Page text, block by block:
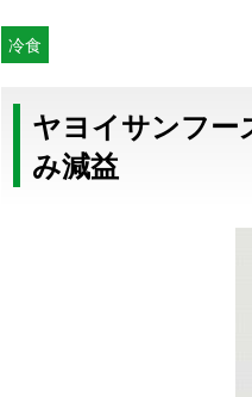
冷食
ヤヨイサンフー
み減益